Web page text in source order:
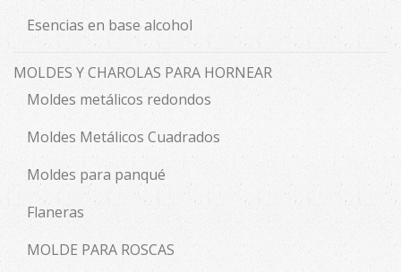
Esencias en base alcohol
MOLDES Y CHAROLAS PARA HORNEAR
Moldes metálicos redondos
Moldes Metálicos Cuadrados
Moldes para panqué
Flaneras
MOLDE PARA ROSCAS